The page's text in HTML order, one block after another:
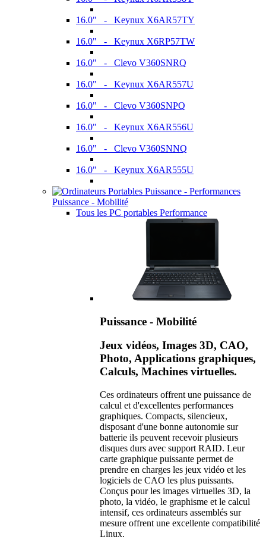
16.0" - Keynux X6AR57TY
16.0" - Keynux X6RP57TW
16.0" - Clevo V360SNRQ
16.0" - Keynux X6AR557U
16.0" - Clevo V360SNPQ
16.0" - Keynux X6AR556U
16.0" - Clevo V360SNNQ
16.0" - Keynux X6AR555U
Puissance - Mobilité
Tous les PC portables Performance
Puissance - Mobilité
Jeux vidéos, Images 3D, CAO,
Photo, Applications graphiques,
Calculs, Machines virtuelles.
Ces ordinateurs offrent une puissance de
calcul et d'excellentes performances
graphiques. Compacts, silencieux,
disposant d'une bonne autonomie sur
batterie ils peuvent recevoir plusieurs
disques durs avec support RAID. Leur
carte graphique puissante permet de
prendre en charges les jeux vidéo et les
logiciels de CAO les plus puissants.
Conçus pour les images virtuelles 3D, la
photo, la vidéo, le graphisme et le calcul
intensif, ces ordinateurs assemblés sur
mesure offrent une excellente compatibilité
Linux.